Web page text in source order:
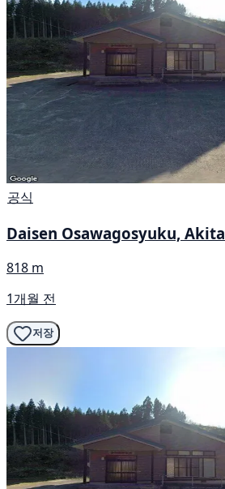
공식
Daisen Osawagosyuku, Akita
818 m
1개월 전
저장